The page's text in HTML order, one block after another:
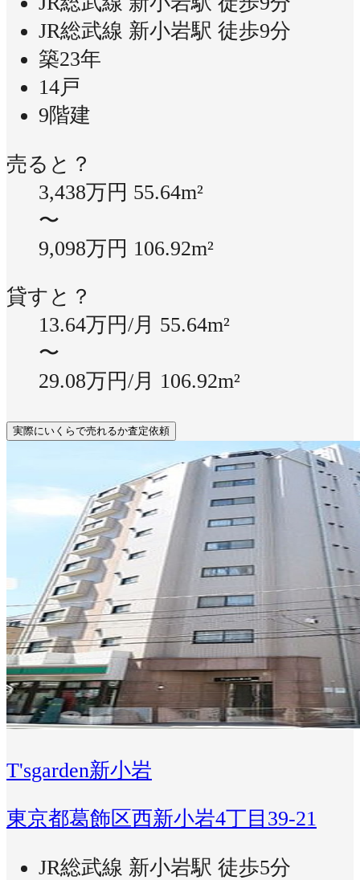
JR総武線 新小岩駅 徒歩9分
築23年
14戸
9階建
売ると？
3,438万円 55.64m²
〜
9,098万円 106.92m²
貸すと？
13.64万円/月 55.64m²
〜
29.08万円/月 106.92m²
実際にいくらで売れるか査定依頼
T'sgarden新小岩
東京都葛飾区西新小岩4丁目39-21
JR総武線 新小岩駅 徒歩5分